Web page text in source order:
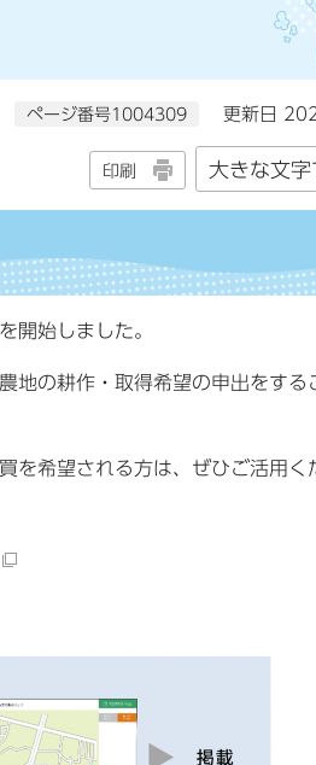
ページ番号1004309 更新日
印刷 大きな文字
開始しました。
地の耕作・取得希望の申出をする
を希望される方は、ぜひご活用く